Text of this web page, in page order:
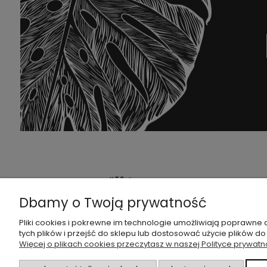
śledź nas na:
Dbamy o Twoją prywatność
Pliki cookies i pokrewne im technologie umożliwiają
tych plików i przejść do sklepu lub dostosować użycie plików
Więcej o plikach cookies przeczytasz w naszej Polityce